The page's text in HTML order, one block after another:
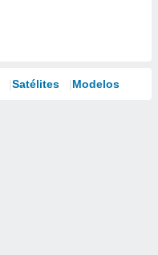
Satélites Modelos